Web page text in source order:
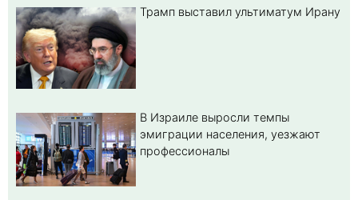
Трамп выставил ультиматум Ирану
В Израиле выросли темпы
эмиграции населения, уезжают
профессионалы